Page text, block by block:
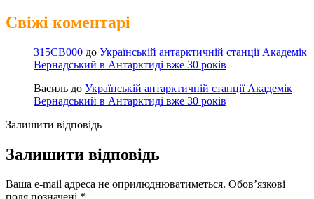
Свіжі коментарі
315CB000 до Українській антарктичній станції Академік
Вернадський в Антарктиді вже 30 років
Василь до Українській антарктичній станції Академік
Вернадський в Антарктиді вже 30 років
Залишити відповідь
Залишити відповідь
Ваша e-mail адреса не оприлюднюватиметься. Обов’язкові